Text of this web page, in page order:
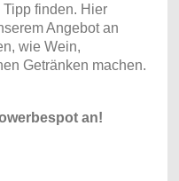
finden. Hier
Angebot an
wie Wein,
Getränken machen.
an!